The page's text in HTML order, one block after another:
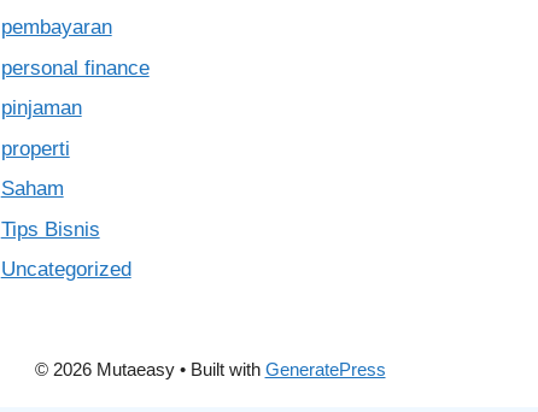
pembayaran
personal finance
pinjaman
properti
Saham
Tips Bisnis
Uncategorized
© 2026 Mutaeasy• Built with GeneratePress